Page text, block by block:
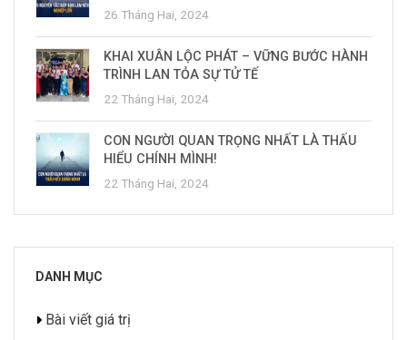
26 Tháng Hai, 2024
KHAI XUÂN LỘC PHÁT – VỮNG BƯỚC HÀNH
TRÌNH LAN TỎA SỰ TỬ TẾ
22 Tháng Hai, 2024
CON NGƯỜI QUAN TRỌNG NHẤT LÀ THẤU
HIỂU CHÍNH MÌNH!
22 Tháng Hai, 2024
DANH MỤC
Bài viết giá trị